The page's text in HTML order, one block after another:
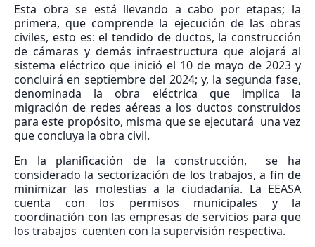
Esta obra se está llevando a cabo por etapas; la
primera, que comprende la ejecución de las obras
civiles, esto es: el tendido de ductos, la construcción
de cámaras y demás infraestructura que alojará al
sistema eléctrico que inició el 10 de mayo de 2023 y
concluirá en septiembre del 2024; y, la segunda fase,
denominada la obra eléctrica que implica la
migración de redes aéreas a los ductos construidos
para este propósito, misma que se ejecutará una vez
que concluya la obra civil.
En la planificación de la construcción, se ha
considerado la sectorización de los trabajos, a fin de
minimizar las molestias a la ciudadanía. La EEASA
cuenta con los permisos municipales y la
coordinación con las empresas de servicios para que
los trabajos cuenten con la supervisión respectiva.